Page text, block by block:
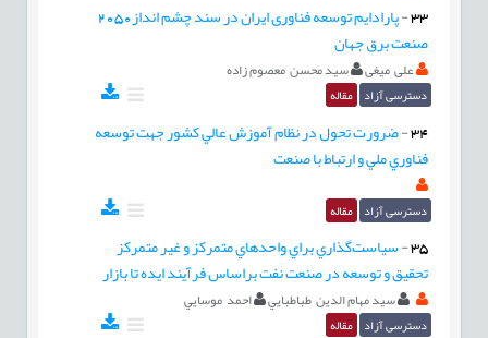
33
-
پارادایم توسعه فناوری ایران در سند چشم انداز2050
صنعت برق جهان
علی میغی سید محسن معصوم زاده
دسترسی آزاد مقاله
34
-ضرورت تحول در نظام آموزش عالي كشور جهت توسعه
فناوري ملي و ارتباط با صنعت
دسترسی آزاد مقاله
35
-سياست‌گذاري براي واحد‌هاي متمركز و غير متمركز
تحقيق و توسعه در صنعت نفت براساس فرآيند ايده تا بازار
سيد مهام الدين طباطبایي احمد موسايي
دسترسی آزاد مقاله